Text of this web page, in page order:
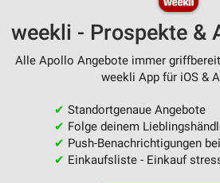
weekli - Prospekte &
Alle Apollo Angebote immer
weekli App für iOS &
✔ Standortgenaue Angebote
✔ Folge deinem
✔ Push-Benachrichtigungen
✔ Einkaufsliste - Einkauf